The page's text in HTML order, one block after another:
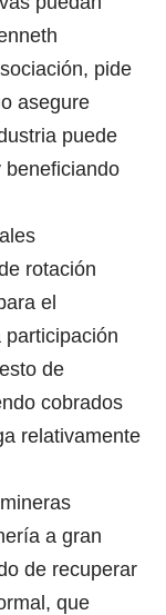
pide
asegure
puede
beneficiando
rotación
el
de
cobrados
relativamente
a gran
de recuperar
que